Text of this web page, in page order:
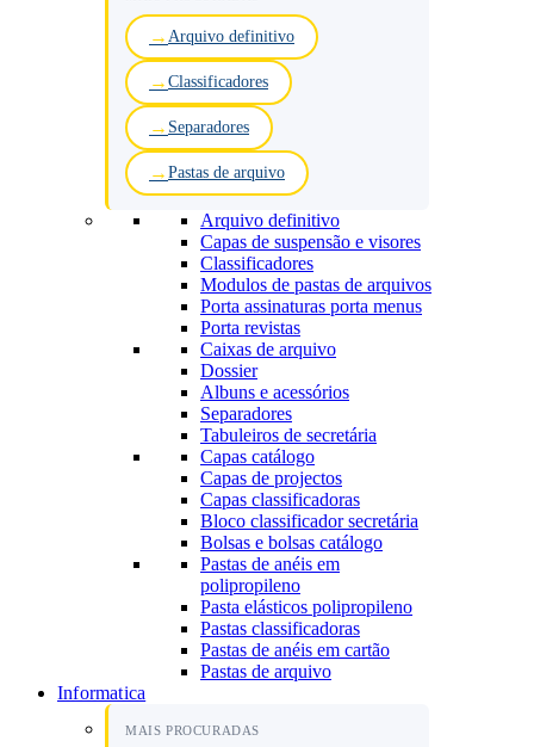
Arquivo definitivo
Classificadores
Separadores
Pastas de arquivo
Arquivo definitivo
Capas de suspensão e visores
Classificadores
Modulos de pastas de arquivos
Porta assinaturas porta menus
Porta revistas
Caixas de arquivo
Dossier
Albuns e acessórios
Separadores
Tabuleiros de secretária
Capas catálogo
Capas de projectos
Capas classificadoras
Bloco classificador secretária
Bolsas e bolsas catálogo
Pastas de anéis em
polipropileno
Pasta elásticos polipropileno
Pastas classificadoras
Pastas de anéis em cartão
Pastas de arquivo
Informatica
MAIS PROCURADAS